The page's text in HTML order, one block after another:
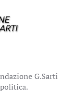
G.Sarti